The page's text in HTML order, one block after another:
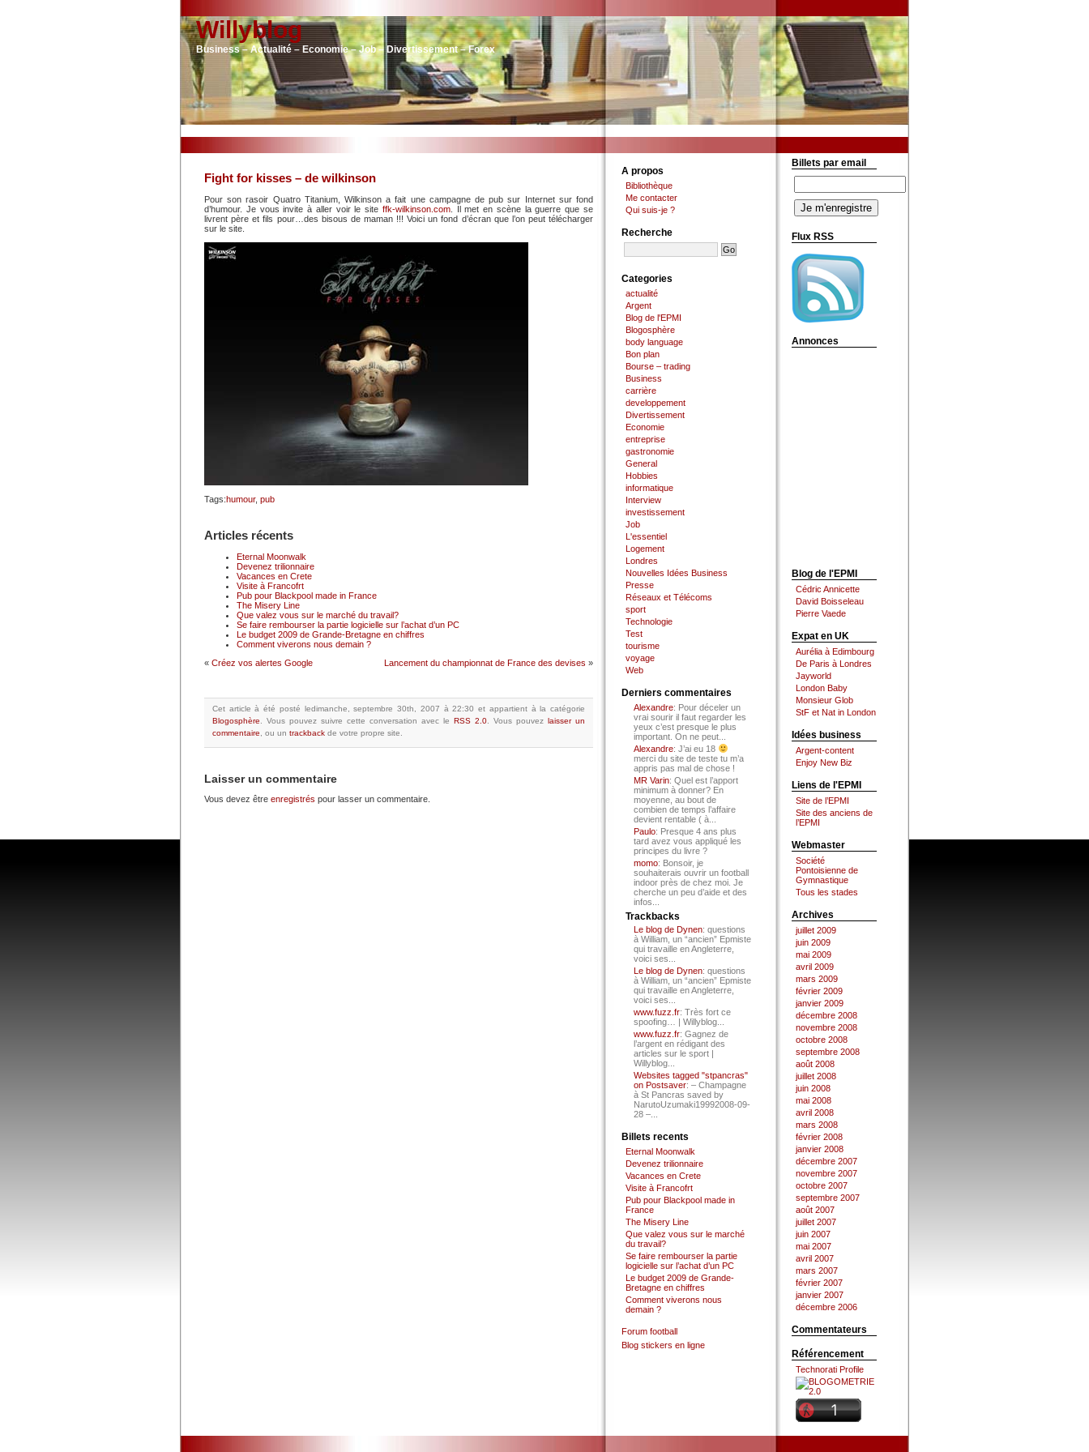
Willyblog
Business – Actualité – Economie – Job – Divertissement – Forex
Fight for kisses – de wilkinson
Pour son rasoir Quatro Titanium, Wilkinson a fait une campagne de pub sur Internet sur fond
d’humour. Je vous invite à aller voir le site ffk-wilkinson.com. Il met en scène la guerre que se
livrent père et fils pour…des bisous de maman !!! Voici un fond d’écran que l’on peut télécharger
sur le site.
Tags:humour, pub
Articles récents
Eternal Moonwalk
Devenez trilionnaire
Vacances en Crete
Visite à Francofrt
Pub pour Blackpool made in France
The Misery Line
Que valez vous sur le marché du travail?
Se faire rembourser la partie logicielle sur l’achat d’un PC
Le budget 2009 de Grande-Bretagne en chiffres
Comment viverons nous demain ?
« Créez vos alertes Google Lancement du championnat de France des devises »
Cet article à été posté ledimanche, septembre 30th, 2007 à 22:30et appartient à la catégorie
Blogosphère
Vous pouvez suivre cette conversation avec le RSS 2.0 Vous pouvez laisser un
commentaire , ou un trackback de votre propre site.
Laisser un commentaire
Vous devez être enregistrés pour lasser un commentaire.
A propos
Bibliothèque
Me contacter
Qui suis-je ?
Recherche
Categories
actualité
Argent
Blog de l'EPMI
Blogosphère
body language
Bon plan
Bourse – trading
Business
carrière
developpement
Divertissement
Economie
entreprise
gastronomie
General
Hobbies
informatique
Interview
investissement
Job
L'essentiel
Logement
Londres
Nouvelles Idées Business
Presse
Réseaux et Télécoms
sport
Technologie
Test
tourisme
voyage
Web
Derniers commentaires
Alexandre: Pour déceler un
vrai sourir il faut regarder les
yeux c’est presque le plus
important. On ne peut...
Alexandre: J’ai eu 18
merci du site de teste tu m’a
appris pas mal de chose !
MR Varin: Quel est l’apport
minimum à donner? En
moyenne, au bout de
combien de temps l’affaire
devient rentable ( à...
Paulo: Presque 4 ans plus
tard avez vous appliqué les
principes du livre ?
momo: Bonsoir, je
souhaiterais ouvrir un football
indoor près de chez moi. Je
cherche un peu d’aide et des
infos...
Trackbacks
Le blog de Dynen: questions
à William, un “ancien” Epmiste
qui travaille en Angleterre,
voici ses...
Le blog de Dynen: questions
à William, un “ancien” Epmiste
qui travaille en Angleterre,
voici ses...
www.fuzz.fr: Très fort ce
spoofing… | Willyblog...
www.fuzz.fr: Gagnez de
l’argent en rédigant des
articles sur le sport |
Willyblog...
Websites tagged "stpancras"
on Postsaver: – Champagne
à St Pancras saved by
NarutoUzumaki19992008-09-
28 –...
Billets recents
Eternal Moonwalk
Devenez trilionnaire
Vacances en Crete
Visite à Francofrt
Pub pour Blackpool made in
France
The Misery Line
Que valez vous sur le marché
du travail?
Se faire rembourser la partie
logicielle sur l’achat d’un PC
Le budget 2009 de Grande-
Bretagne en chiffres
Comment viverons nous
demain ?
Forum football
Blog stickers en ligne
Billets par email
Flux RSS
Annonces
Blog de l'EPMI
Cédric Annicette
David Boisseleau
Pierre Vaede
Expat en UK
Aurélia à Edimbourg
De Paris à Londres
Jayworld
London Baby
Monsieur Glob
StF et Nat in London
Idées business
Argent-content
Enjoy New Biz
Liens de l'EPMI
Site de l’EPMI
Site des anciens de
l’EPMI
Webmaster
Société
Pontoisienne de
Gymnastique
Tous les stades
Archives
juillet 2009
juin 2009
mai 2009
avril 2009
mars 2009
février 2009
janvier 2009
décembre 2008
novembre 2008
octobre 2008
septembre 2008
août 2008
juillet 2008
juin 2008
mai 2008
avril 2008
mars 2008
février 2008
janvier 2008
décembre 2007
novembre 2007
octobre 2007
septembre 2007
août 2007
juillet 2007
juin 2007
mai 2007
avril 2007
mars 2007
février 2007
janvier 2007
décembre 2006
Commentateurs
Référencement
Technorati Profile